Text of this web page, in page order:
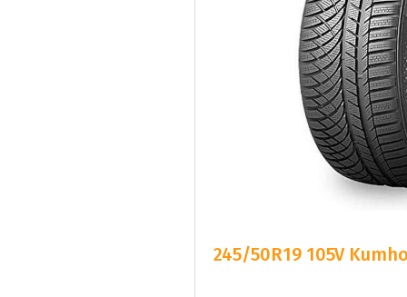
245/50R19 105V